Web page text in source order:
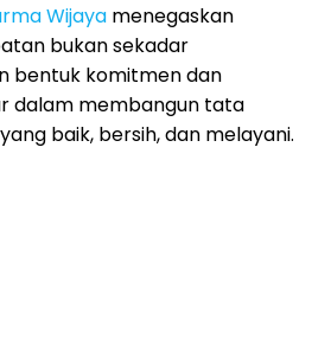
Wijaya menegaskan
bukan sekadar
bentuk komitmen dan
dalam membangun tata
baik, bersih, dan melayani.